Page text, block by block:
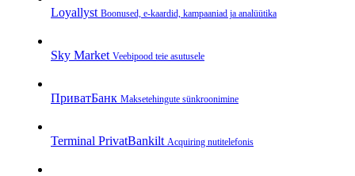
Loyallyst Boonused, e‑kaardid, kampaaniad ja analüütika
Sky Market Veebipood teie asutusele
ПриватБанк Makse­tehingute sünkroonimine
Terminal PrivatBankilt Acquiring nutitelefonis